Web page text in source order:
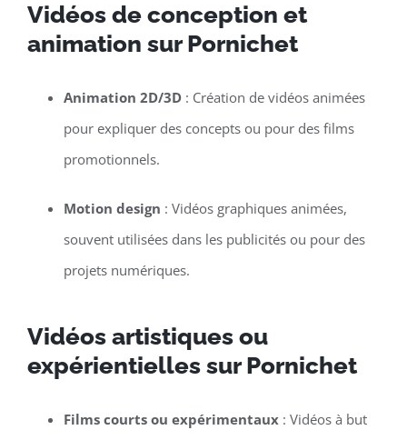
Vidéos de conception et
animation sur Pornichet
Animation 2D/3D: Création de vidéos animées
pour expliquer des concepts ou pour des films
promotionnels.
Motion design : Vidéos graphiques animées,
souvent utilisées dans les publicités ou pour des
projets numériques.
Vidéos artistiques ou
expérientielles sur Pornichet
Films courts ou expérimentaux: Vidéos à but